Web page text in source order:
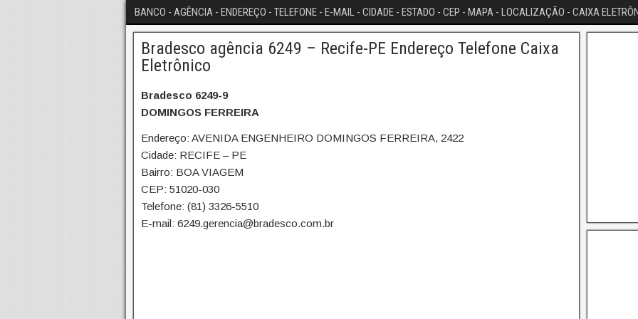
BANCO - AGÊNCIA - ENDEREÇO - TELEFONE - E-MAIL - CIDADE - ESTADO - CEP - MAPA - LOCALIZAÇÃO - CAIXA
Bradesco agência 6249 – Recife-PE Endereço Telefone Caixa
Eletrônico
Bradesco 6249-9
DOMINGOS FERREIRA
Endereço: AVENIDA ENGENHEIRO DOMINGOS FERREIRA, 2422
Cidade: RECIFE – PE
Bairro: BOA VIAGEM
CEP: 51020-030
Telefone: (81) 3326-5510
E-mail: 6249.gerencia@bradesco.com.br